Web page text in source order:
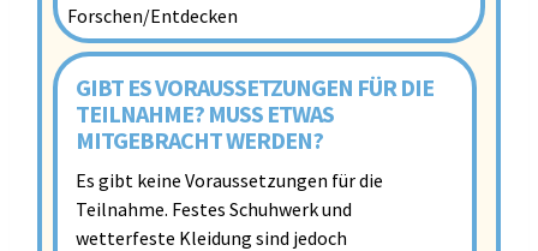
Forschen/Entdecken
GIBT ES VORAUSSETZUNGEN FÜR DIE
TEILNAHME? MUSS ETWAS
MITGEBRACHT WERDEN?
Es gibt keine Voraussetzungen für die
Teilnahme. Festes Schuhwerk und
wetterfeste Kleidung sind jedoch